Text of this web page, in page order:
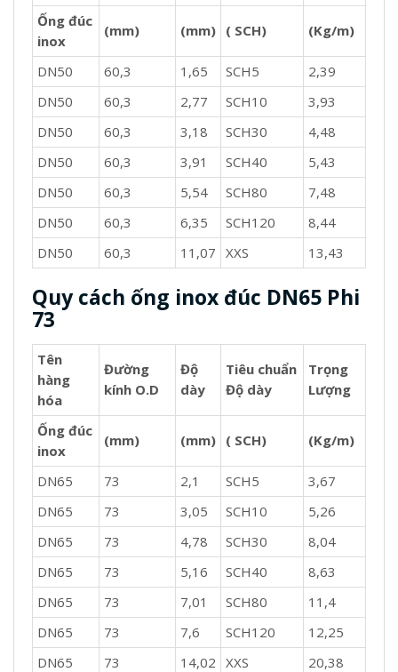
Ống đúc
inox
(mm) (mm) ( SCH) (Kg/m)
DN50 60,3 1,65 SCH5
2,39
DN50
60,3 2,77 SCH10
3,93
DN50
60,3 3,18 SCH30
4,48
DN50
60,3 3,91 SCH40
5,43
DN50
60,3 5,54 SCH80
7,48
DN50
60,3 6,35 SCH120
8,44
DN50
60,3 11,07 XXS 13,43
Quy cách ống inox đúc DN65 Phi
73
Tên
hàng
hóa
Đường
kính O.D
Độ
dày
Tiêu chuẩn
Độ dày
Trọng
Lượng
Ống đúc
inox
(mm) (mm) ( SCH) (Kg/m)
DN65 73 2,1 SCH5
3,67
DN65
73 3,05 SCH10
5,26
DN65
73 4,78 SCH30
8,04
DN65
73 5,16 SCH40
8,63
DN65
73 7,01 SCH80
11,4
DN65
73 7,6 SCH120
12,25
DN65
73 14,02 XXS 20,38